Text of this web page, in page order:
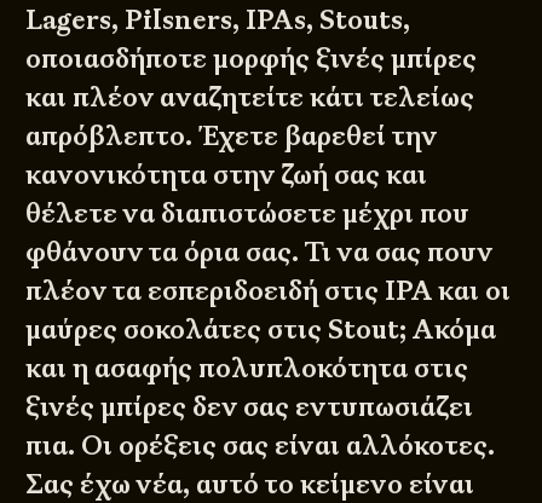
Lagers, Pilsners, IPAs, Stouts,
οποιασδήποτε μορφής ξινές μπίρες
και πλέον αναζητείτε κάτι τελείως
απρόβλεπτο. Έχετε βαρεθεί την
κανονικότητα στην ζωή σας και
θέλετε να διαπιστώσετε μέχρι που
φθάνουν τα όρια σας. Τι να σας πουν
πλέον τα εσπεριδοειδή στις IPA και οι
μαύρες σοκολάτες στις Stout; Ακόμα
και η ασαφής πολυπλοκότητα στις
ξινές μπίρες δεν σας εντυπωσιάζει
πια. Οι ορέξεις σας είναι αλλόκοτες.
Σας έχω νέα, αυτό το κείμενο είναι